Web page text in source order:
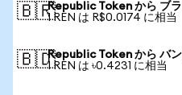
🇧🇷Republic Token から ブ
1 REN は R$0.0174 に相当
🇧🇩Republic Token から バ
1 REN は ৳0.4231 に相当